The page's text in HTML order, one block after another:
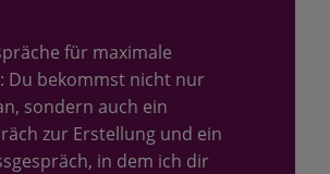
für maximale
: Du bekommst nicht nur
sondern auch ein
zur Erstellung und ein
in dem ich dir